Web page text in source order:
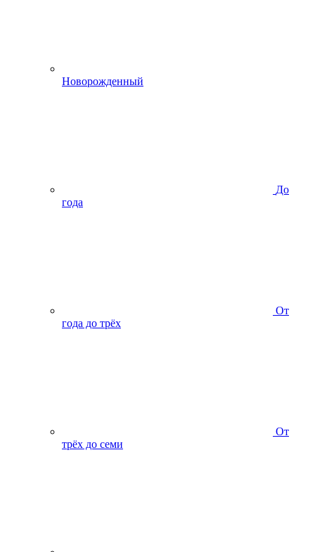
Новорожденный
До
года
От
года до трёх
От
трёх до семи